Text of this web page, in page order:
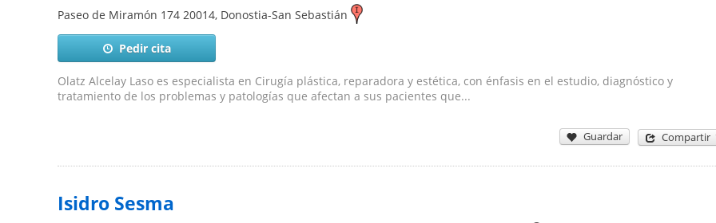
Paseo de Miramón 174 20014, Donostia-San Sebastián
Pedir cita
Olatz Alcelay Laso es especialista en Cirugía plástica, reparadora y estética, con énfasis en el estudio, diagnóstico y
tratamiento de los problemas y patologías que afectan a sus pacientes que...
Guardar Compartir
Isidro Sesma